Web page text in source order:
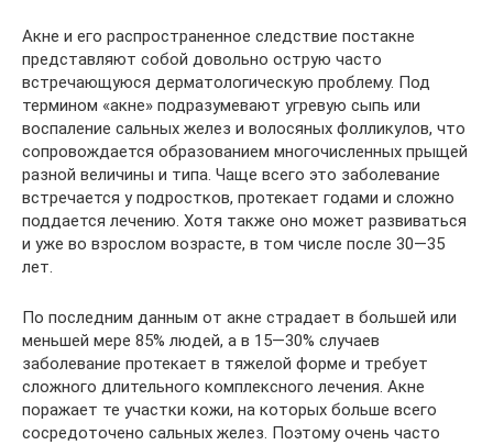
Акне и его распространенное следствие постакне
представляют собой довольно острую часто
встречающуюся дерматологическую проблему. Под
термином «акне» подразумевают угревую сыпь или
воспаление сальных желез и волосяных фолликулов, что
сопровождается образованием многочисленных прыщей
разной величины и типа. Чаще всего это заболевание
встречается у подростков, протекает годами и сложно
поддается лечению. Хотя также оно может развиваться
и уже во взрослом возрасте, в том числе после 30—35
лет.
По последним данным от акне страдает в большей или
меньшей мере 85% людей, а в 15—30% случаев
заболевание протекает в тяжелой форме и требует
сложного длительного комплексного лечения. Акне
поражает те участки кожи, на которых больше всего
сосредоточено сальных желез. Поэтому очень часто